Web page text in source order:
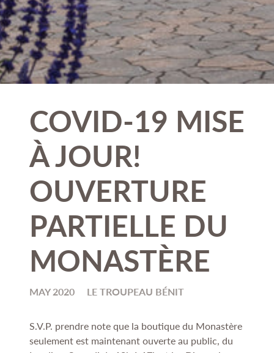
COVID-19 MISE
À JOUR!
OUVERTURE
PARTIELLE DU
MONASTÈRE
MAY 2020 LE TROUPEAU BÉNIT
S.V.P. prendre note que la boutique du Monastère
seulement est maintenant ouverte au public, du